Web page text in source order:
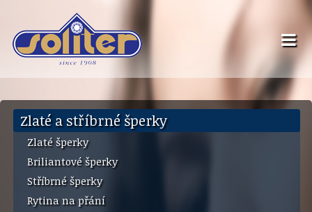
Zlaté a stříbrné šperky
Zlaté šperky
Briliantové šperky
Stříbrné šperky
Rytina na přání